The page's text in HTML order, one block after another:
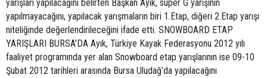
yarışları yapılacağını belirten Başkan Ayık, süper G yarışının
yapılmayacağını, yapılacak yarışmaların biri 1.Etap, diğeri 2.Etap yarışı
niteliğinde değerlendirileceğini ifade etti. SNOWBOARD ETAP
YARIŞLARI BURSA’DA Ayık, Türkiye Kayak Federasyonu 2012 yılı
faaliyet programında yer alan Snowboard etap yarışlarının ise 09-10
Şubat 2012 tarihleri arasında Bursa Uludağ’da yapılacağını